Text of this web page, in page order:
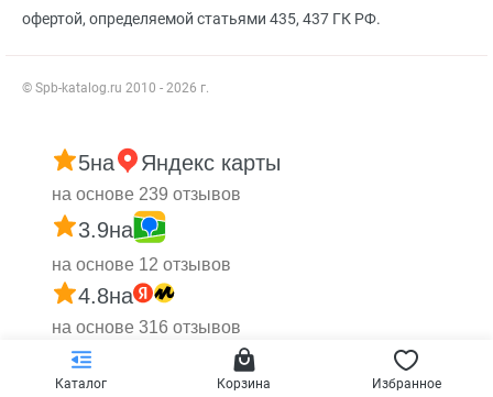
Каталог Корзина Избранное
офертой, определяемой статьями 435, 437 ГК РФ.
© Spb-katalog.ru 2010 - 2026 г.
5на Яндекс карты
на основе 239 отзывов
3.9на
на основе 12 отзывов
4.8на
на основе 316 отзывов